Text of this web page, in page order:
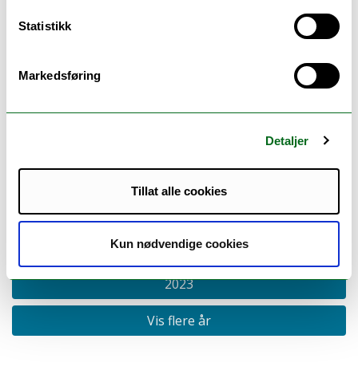
Statistikk
Markedsføring
Detaljer
Tillat alle cookies
Kun nødvendige cookies
karakter ettersendes.
Kontaktperson:Hildegunn Bruland
2025
2024
2023
Vis flere år